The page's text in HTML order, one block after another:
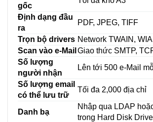
gốc
Định dạng đầu
ra
PDF, JPEG, TIFF
Trọn bộ drivers Network TWAIN,
Scan vào e-Mail Giao thức SMTP,
Số lượng
người nhận
Lên tới 500 e-Mail
Số lượng email
có thể lưu trữ
Tối đa 2,000 địa chỉ
Danh bạ
Nhập qua LDAP
trong Hard Disk Drive